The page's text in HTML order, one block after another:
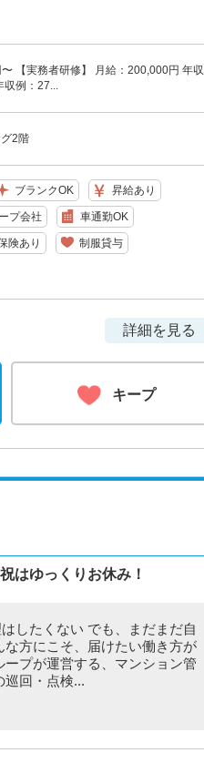
【実務者研修】 月給：200,000円 年収
収例：27...
2階
ブランクOK 昇給あり
プ会社 車通勤OK
険あり 制服貸与
詳細を見る
キープ
はゆっくりお休み！
したくない でも、まだまだ自
方にこそ、届けたい働き方が
プが運営する、マンション管
巡回・点検...